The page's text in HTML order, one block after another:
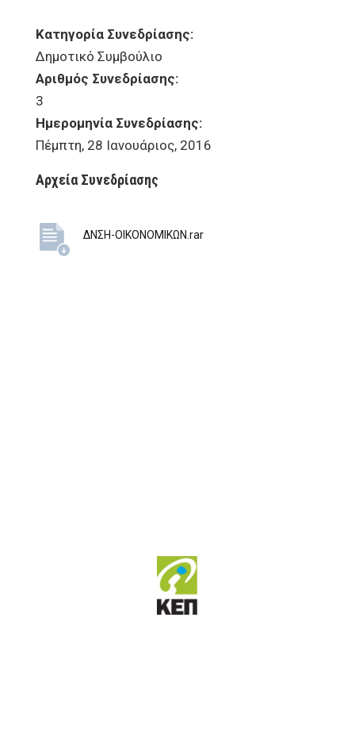
Κατηγορία Συνεδρίασης:
Δημοτικό Συμβούλιο
Αριθμός Συνεδρίασης:
3
Ημερομηνία Συνεδρίασης:
Πέμπτη, 28 Ιανουάριος, 2016
Αρχεία Συνεδρίασης
ΔΝΣΗ-ΟΙΚΟΝΟΜΙΚΩΝ.rar